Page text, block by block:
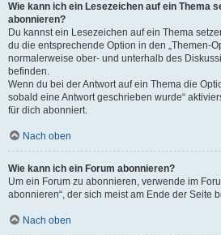
Wie kann ich ein Lesezeichen auf ein Thema
abonnieren?
Du kannst ein Lesezeichen auf ein Thema
du die entsprechende Option in den „Themen-
normalerweise ober- und unterhalb des
befinden.
Wenn du bei der Antwort auf ein Thema die
sobald eine Antwort geschrieben wurde“
für dich abonniert.
Nach oben
Wie kann ich ein Forum abonnieren?
Um ein Forum zu abonnieren, verwende im
abonnieren“, der sich meist am Ende der Seite
Nach oben